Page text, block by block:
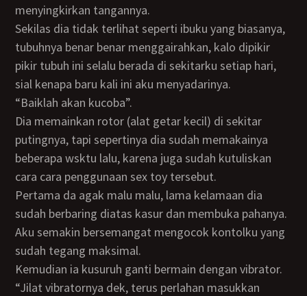
menyingkirkan tangannya.
Sekilas dia tidak terlihat seperti ibuku yang biasanya,
tubuhnya benar benar menggairahkan, kalo dipikir
pikir tubuh ini selalu berada di sekitarku setiap hari,
sial kenapa baru kali ini aku menyadarinya.
“Baiklah akan kucoba”.
Dia memainkan rotor (alat getar kecil) di sekitar
putingnya, tapi sepertinya dia sudah memakainya
beberapa wsktu lalu, karena juga sudah kutuliskan
cara cara penggunaan sex toy tersebut.
Pertama da agak malu malu, lama kelamaan dia
sudah berbaring diatas kasur dan membuka pahanya.
Aku semakin bersemangat mengocok kontolku yang
sudah tegang maksimal.
Kemudian ia kusuruh ganti bermain dengan vibrator.
“Jilat vibratornya dek, terus perlahan masukkan